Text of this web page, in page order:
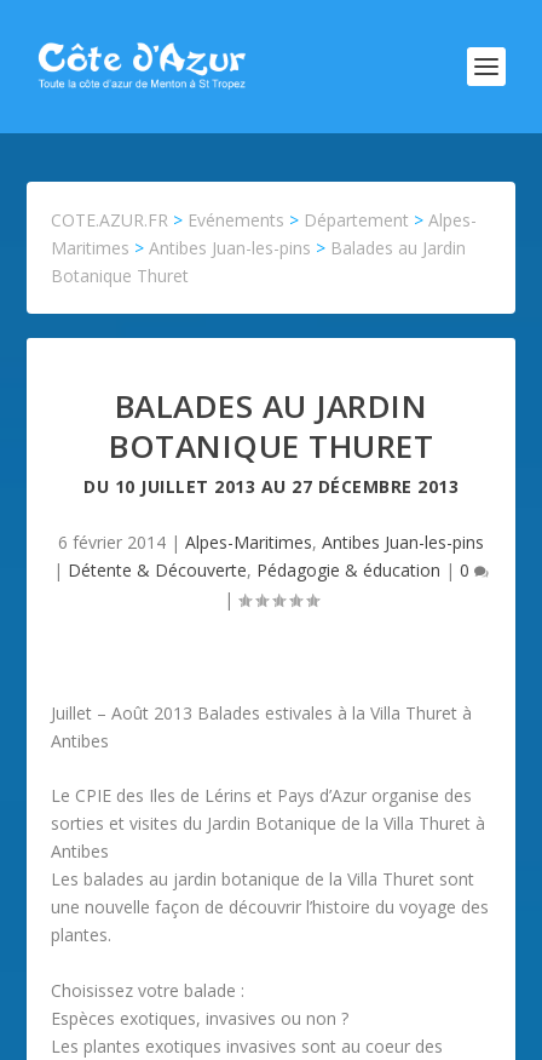
COTE.AZUR.FR > Evénements > Département >Alpes-
Maritimes >Antibes Juan-les-pins > Balades au Jardin
Botanique Thuret
BALADES AU JARDIN
BOTANIQUE THURET
DU 10 JUILLET 2013 AU 27 DÉCEMBRE 2013
6 février 2014 | Alpes-Maritimes, Antibes Juan-les-pins
| Détente & Découverte, Pédagogie & éducation | 0
|
Juillet – Août 2013 Balades estivales à la Villa Thuret à
Antibes
Le CPIE des Iles de Lérins et Pays d’Azur organise des
sorties et visites du Jardin Botanique de la Villa Thuret à
Antibes
Les balades au jardin botanique de la Villa Thuret sont
une nouvelle façon de découvrir l’histoire du voyage des
plantes.
Choisissez votre balade :
Espèces exotiques, invasives ou non ?
Les plantes exotiques invasives sont au coeur des